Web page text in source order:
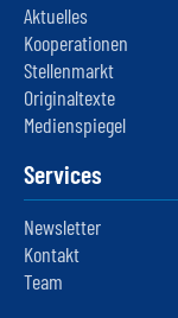
Aktuelles
Kooperationen
Stellenmarkt
Originaltexte
Medienspiegel
Services
Newsletter
Kontakt
Team